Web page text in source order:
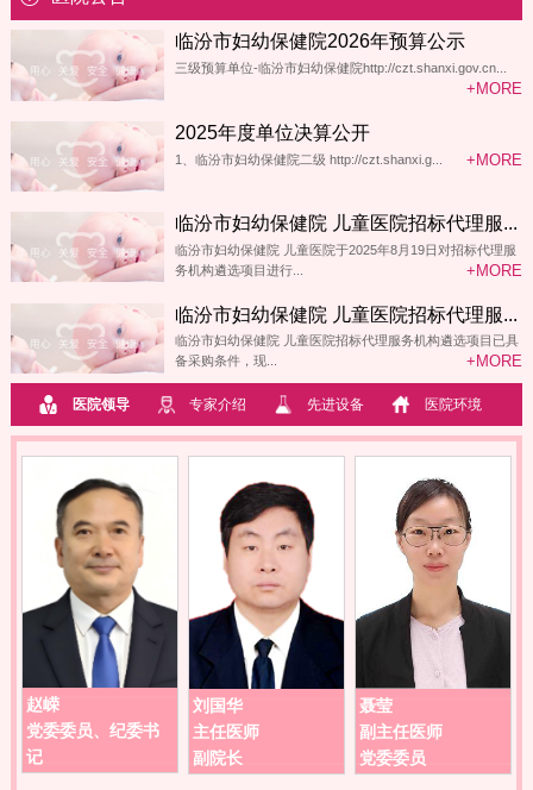
临汾市妇幼保健院2026年预算公示
三级预算单位-临汾市妇幼保健院http://czt.shanxi.gov.cn...
+MORE
2025年度单位决算公开
1、临汾市妇幼保健院二级 http://czt.shanxi.g... +MORE
临汾市妇幼保健院 儿童医院招标代理服...
临汾市妇幼保健院 儿童医院于2025年8月19日对招标代理服
务机构遴选项目进行...
+MORE
临汾市妇幼保健院 儿童医院招标代理服...
临汾市妇幼保健院 儿童医院招标代理服务机构遴选项目已具
备采购条件，现...
+MORE
医院领导 专家介绍 先进设备 医院环境
员、纪委书
主任医师
副主任医师
党委委员